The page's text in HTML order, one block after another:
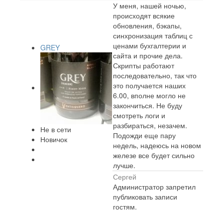
GREY
Не в сети
Новичок
У меня, нашей ночью,
происходят всякие
обновления, бэкапы,
синхронизация таблиц с
ценами бухгалтерии и
сайта и прочие дела.
Скрипты работают
последовательно, так что
это получается наших
6.00, вполне могло не
закончиться. Не буду
смотреть логи и
разбираться, незачем.
Подожди еще пару
недель, надеюсь на новом
железе все будет сильно
лучше.
Сергей
Администратор запретил
публиковать записи
гостям.